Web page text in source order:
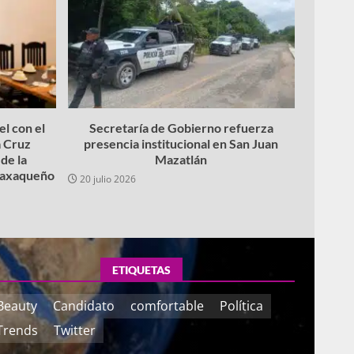
con el
Cruz
la
Secretaría de Gobierno refuerza
presencia institucional en San Juan
Mazatlán
20 julio 2026
ETIQUETAS
Candidato comfortable
Política
Twitter